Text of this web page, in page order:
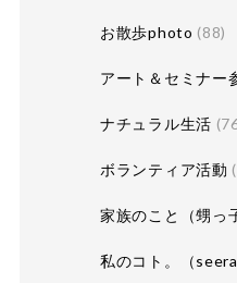
お散歩photo (88)
アート＆セミナー
ナチュラル生活
ボランティア活動
家族のこと（甥っ
私のコト。（